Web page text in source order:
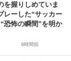
を握りしめていま
レーした“サッカー
恐怖の瞬間”を明か
8時間前